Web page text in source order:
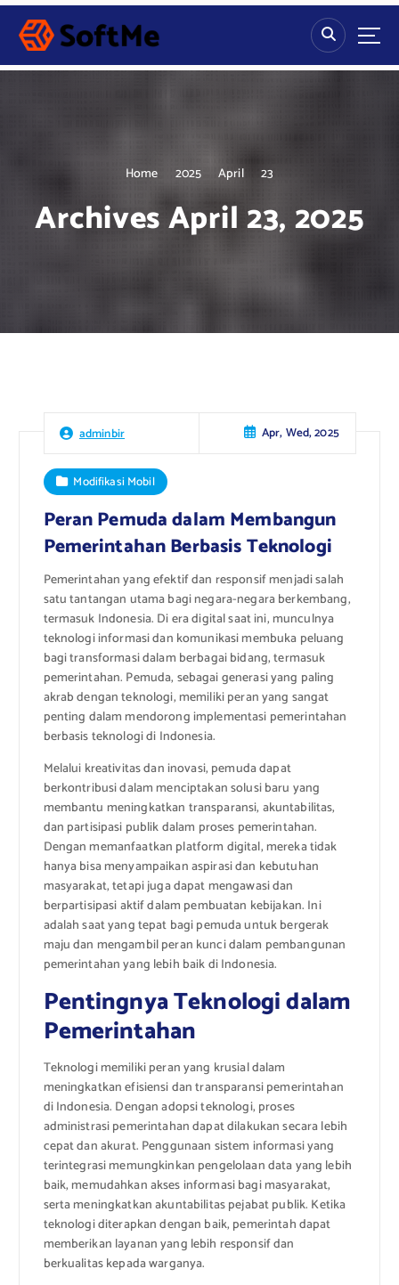
S
p
Home 2025 April 23
Archives April 23, 2025
adminbir Apr, Wed, 2025
Modifikasi Mobil
Peran Pemuda dalam Membangun
Pemerintahan Berbasis Teknologi
Pemerintahan yang efektif dan responsif menjadi salah
satu tantangan utama bagi negara-negara berkembang,
termasuk Indonesia. Di era digital saat ini, munculnya
teknologi informasi dan komunikasi membuka peluang
bagi transformasi dalam berbagai bidang, termasuk
pemerintahan. Pemuda, sebagai generasi yang paling
akrab dengan teknologi, memiliki peran yang sangat
penting dalam mendorong implementasi pemerintahan
berbasis teknologi di Indonesia.
Melalui kreativitas dan inovasi, pemuda dapat
berkontribusi dalam menciptakan solusi baru yang
membantu meningkatkan transparansi, akuntabilitas,
dan partisipasi publik dalam proses pemerintahan.
Dengan memanfaatkan platform digital, mereka tidak
hanya bisa menyampaikan aspirasi dan kebutuhan
masyarakat, tetapi juga dapat mengawasi dan
berpartisipasi aktif dalam pembuatan kebijakan. Ini
adalah saat yang tepat bagi pemuda untuk bergerak
maju dan mengambil peran kunci dalam pembangunan
pemerintahan yang lebih baik di Indonesia.
Pentingnya Teknologi dalam
Pemerintahan
Teknologi memiliki peran yang krusial dalam
meningkatkan efisiensi dan transparansi pemerintahan
di Indonesia. Dengan adopsi teknologi, proses
administrasi pemerintahan dapat dilakukan secara lebih
cepat dan akurat. Penggunaan sistem informasi yang
terintegrasi memungkinkan pengelolaan data yang lebih
baik, memudahkan akses informasi bagi masyarakat,
serta meningkatkan akuntabilitas pejabat publik. Ketika
teknologi diterapkan dengan baik, pemerintah dapat
memberikan layanan yang lebih responsif dan
berkualitas kepada warganya.